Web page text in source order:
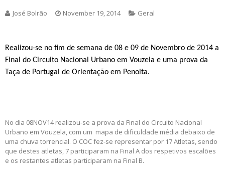
José Bolrão November 19, 2014 Geral
Realizou-se no fim de semana de 08 e 09 de Novembro de 2014 a
Final do Circuito Nacional Urbano em Vouzela e uma prova da
Taça de Portugal de Orientação em Penoita.
No dia 08NOV14 realizou-se a prova da Final do Circuito Nacional
Urbano em Vouzela, com um mapa de dificuldade média debaixo de
uma chuva torrencial. O COC fez-se representar por 17 Atletas, sendo
que destes atletas, 7 participaram na Final A dos respetivos escalões
e os restantes atletas participaram na Final B.